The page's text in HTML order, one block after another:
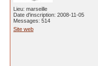
Lieu: marseille
Date d'inscription: 2008-11-05
Messages: 514
Site web